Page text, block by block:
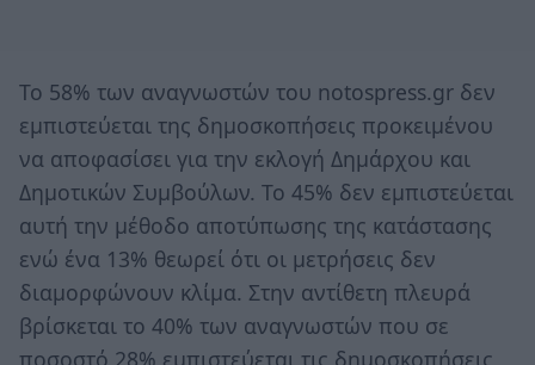
Το 58% των αναγνωστών του notospress.gr δεν
εμπιστεύεται της δημοσκοπήσεις προκειμένου
να αποφασίσει για την εκλογή Δημάρχου και
Δημοτικών Συμβούλων. Το 45% δεν εμπιστεύεται
αυτή την μέθοδο αποτύπωσης της κατάστασης
ενώ ένα 13% θεωρεί ότι οι μετρήσεις δεν
διαμορφώνουν κλίμα. Στην αντίθετη πλευρά
βρίσκεται το 40% των αναγνωστών που σε
ποσοστό 28% εμπιστεύεται τις δημοσκοπήσεις